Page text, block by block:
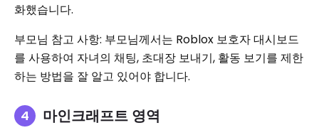
화했습니다.
부모님 참고 사항: 부모님께서는 Roblox 보호자 대시보드
를 사용하여 자녀의 채팅, 초대장 보내기, 활동 보기를 제한
하는 방법을 잘 알고 있어야 합니다.
마인크래프트 영역